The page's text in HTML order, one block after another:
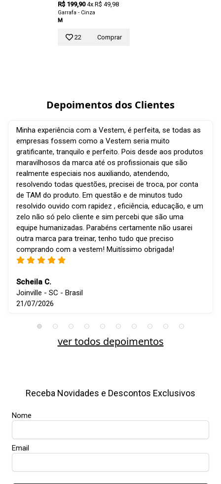
R$ 199,90 4x R$ 49,98
Garrafa - Cinza
M
22 Comprar
Depoimentos dos Clientes
Minha experiência com a Vestem, é perfeita, se todas as
empresas fossem como a Vestem seria muito
gratificante, tranquilo e perfeito. Pois desde aos produtos
maravilhosos da marca até os profissionais que são
realmente especiais nos auxiliando, atendendo,
resolvendo todas questões, precisei de troca, por conta
de TAM do produto. Em questão e de minutos tudo
resolvido ouvido com rapidez , eficiência, educação, e um
zelo não só pelo cliente e sim percebi que são uma
equipe humanizadas. Parabéns certamente não usarei
outra marca para treinar, tenho tudo que preciso
comprando com a vestem! Muitíssimo obrigada!
Scheila C.
Joinville - SC - Brasil
21/07/2026
ver todos depoimentos
Receba Novidades e Descontos Exclusivos
Nome
Email